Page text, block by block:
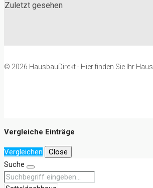
Zuletzt gesehen
© 2026 HausbauDirekt - Hier finden Sie Ihr Haus
Vergleiche Einträge
Vergleichen
Close
Suche